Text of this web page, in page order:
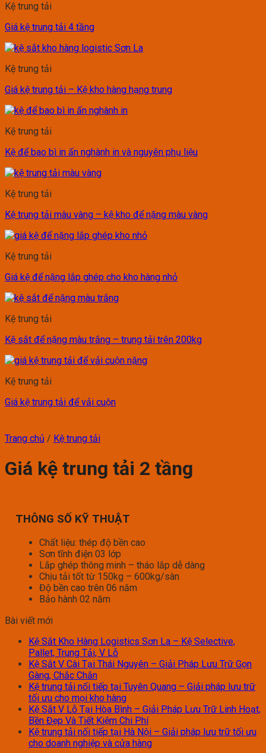
Kệ trung tải
Giá kệ trung tải 4 tầng
Kệ trung tải
Giá kệ trung tải – Kệ kho hàng hạng trung
Kệ trung tải
Kệ để bao bì in ấn nghành in và nguyên phụ liệu
Kệ trung tải
Kệ trung tải màu vàng – kệ kho để nặng màu vàng
Kệ trung tải
Giá kệ để nặng lắp ghép cho kho hàng nhỏ
Kệ trung tải
Kệ sắt để nặng màu trắng – trung tải trên 200kg
Kệ trung tải
Giá kệ trung tải để vải cuộn
Trang chủ / Kệ trung tải
Giá kệ trung tải 2 tầng
THÔNG SỐ KỸ THUẬT
Chất liệu: thép độ bền cao
Sơn tĩnh điện 03 lớp
Lắp ghép thông minh – tháo lắp dễ dàng
Chịu tải tốt từ 150kg – 600kg/sàn
Độ bền cao trên 06 năm
Bảo hành 02 năm
Bài viết mới
Kệ Sắt Kho Hàng Logistics Sơn La – Kệ Selective,
Pallet, Trung Tải, V Lỗ
Kệ Sắt V Cài Tại Thái Nguyên – Giải Pháp Lưu Trữ Gọn
Gàng, Chắc Chắn
Kệ trung tải nối tiếp tại Tuyên Quang – Giải pháp lưu trữ
tối ưu cho mọi kho hàng
Kệ Sắt V Lỗ Tại Hòa Bình – Giải Pháp Lưu Trữ Linh Hoạt,
Bền Đẹp Và Tiết Kiệm Chi Phí
Kệ trung tải nối tiếp tại Hà Nội – Giải pháp lưu trữ tối ưu
cho doanh nghiệp và cửa hàng